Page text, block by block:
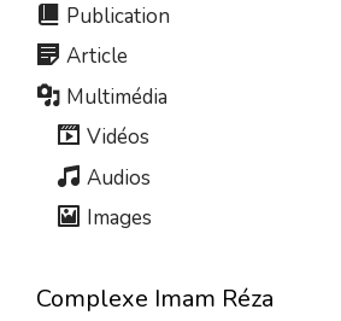
Publication
Article
Multimédia
Vidéos
Audios
Images
Complexe Imam Réza